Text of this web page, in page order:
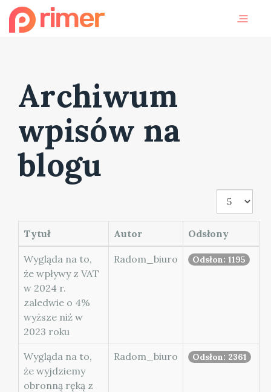
Archiwum
wpisów na
blogu
Pokaż
#
Tytuł
Autor Odsłony
Wygląda na to,
że wpływy z VAT
w 2024 r.
zaledwie o 4%
wyższe niż w
2023 roku
Radom_biuro Odsłon: 1195
Wygląda na to,
że wyjdziemy
obronną ręką z
Radom_biuro Odsłon: 2361